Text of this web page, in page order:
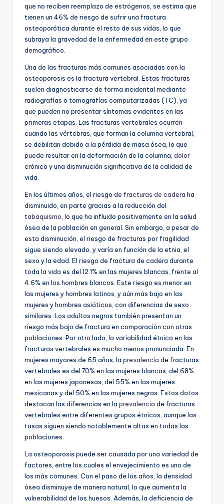
que no reciben reemplazo de estrógenos, se estima que
tienen un 46% de riesgo de sufrir una fractura
osteoporótica durante el resto de sus vidas, lo que
subraya la gravedad de la enfermedad en este grupo
demográfico.
Una de las fracturas más comunes asociadas con la
osteoporosis es la fractura vertebral. Estas fracturas
suelen diagnosticarse de forma incidental mediante
radiografías o tomografías computarizadas (TC), ya
que pueden no presentar síntomas evidentes en las
primeras etapas. Las fracturas vertebrales ocurren
cuando las vértebras, que forman la columna vertebral,
se debilitan debido a la pérdida de masa ósea, lo que
puede resultar en la deformación de la columna, dolor
crónico y una disminución significativa de la calidad de
vida.
En los últimos años, el riesgo de fracturas de cadera ha
disminuido, en parte gracias a la reducción del
tabaquismo , lo que ha influido positivamente en la salud
ósea de la población en general. Sin embargo, a pesar de
esta disminución, el riesgo de fracturas por fragilidad
sigue siendo elevado, y varía en función de la etnia, el
sexo y la edad. El riesgo de fractura de cadera durante
toda la vida es del 12.1% en las mujeres blancas, frente al
4.6% en los hombres blancos. Este riesgo es menor en
las mujeres y hombres latinos, y aún más bajo en las
mujeres y hombres asiáticos, con diferencias de sexo
similares. Los adultos negros también presentan un
riesgo más bajo de fractura en comparación con otras
poblaciones. Por otro lado, la variabilidad étnica en las
fracturas vertebrales es mucho menos pronunciada. En
mujeres mayores de 65 años, la prevalencia de fracturas
vertebrales es del 70% en las mujeres blancas, del 68%
en las mujeres japonesas, del 55% en las mujeres
mexicanas y del 50% en las mujeres negras. Estos datos
destacan las diferencias en la prevalencia de fracturas
vertebrales entre diferentes grupos étnicos, aunque las
tasas siguen siendo notablemente altas en todas las
poblaciones.
La osteoporosis puede ser causada por una variedad de
factores, entre los cuales el envejecimiento es uno de
los más comunes. Con el paso de los años, la densidad
ósea disminuye de manera natural, lo que aumenta la
vulnerabilidad de los huesos. Además, la deficiencia de